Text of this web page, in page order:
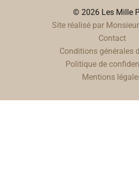
© 2026 Les Mille
Site réalisé par
Contact
Conditions générales
Politique de
Mentions